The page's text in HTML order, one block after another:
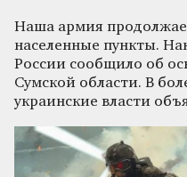
Наша армия
населенные пункты.
России сообщило об
Сумской области. В
украинские власти